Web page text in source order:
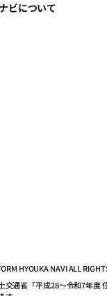
ビについて
とは
せ
集
す
る
る
ームの基礎知識
ー
て HYOUKA NAVI ALL
交通省「平成28～令和7年度